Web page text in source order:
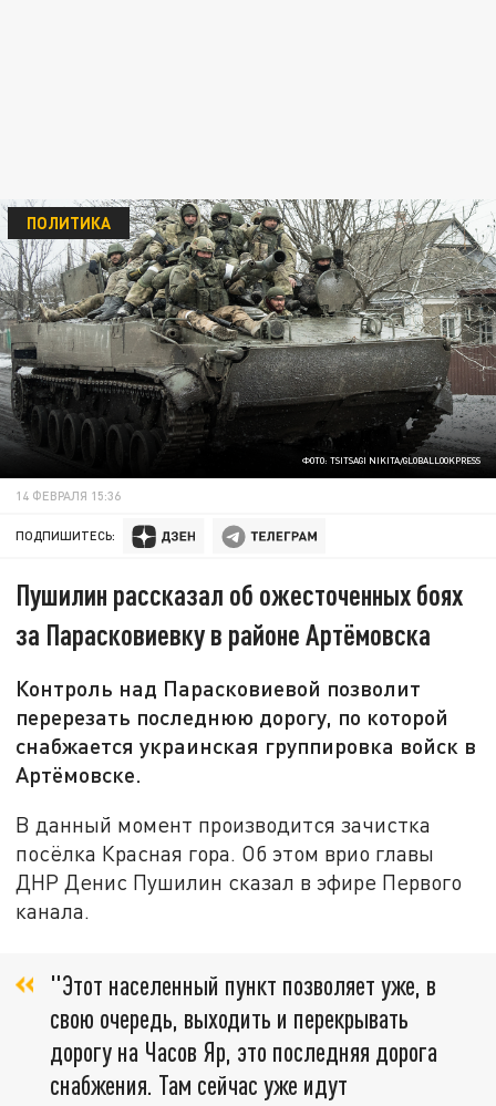
ФОТО: TSITSAGI NIKITA/GLOBALLOOKPRESS
ПОЛИТИКА
14 ФЕВРАЛЯ 15:36
ПОДПИШИТЕСЬ:
Пушилин рассказал об ожесточенных боях
за Парасковиевку в районе Артёмовска
Контроль над Парасковиевой позволит
перерезать последнюю дорогу, по которой
снабжается украинская группировка войск в
Артёмовске.
В данный момент производится зачистка
посёлка Красная гора. Об этом врио главы
ДНР Денис Пушилин сказал в эфире Первого
канала.
"Этот населенный пункт позволяет уже, в
свою очередь, выходить и перекрывать
дорогу на Часов Яр, это последняя дорога
снабжения. Там сейчас уже идут